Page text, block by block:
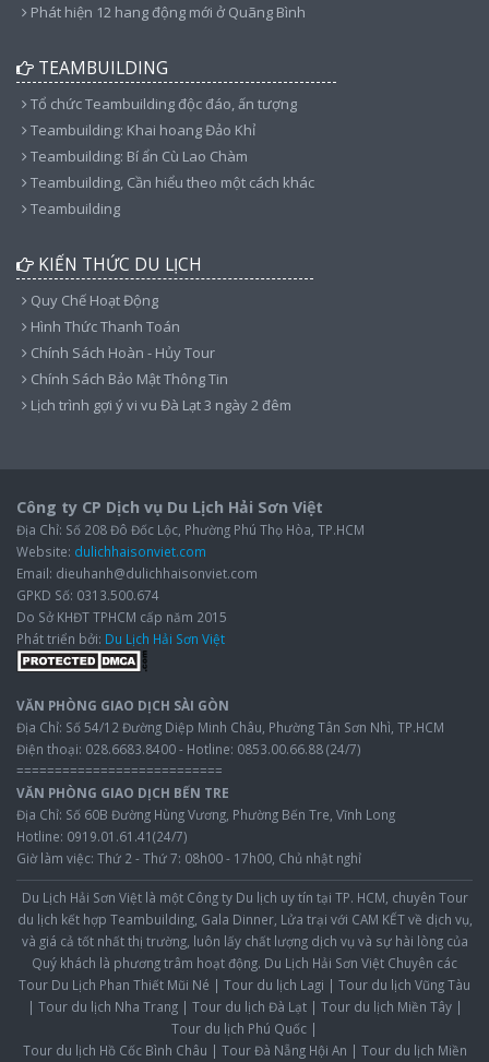
Phát hiện 12 hang động mới ở Quãng Bình
TEAMBUILDING
Tổ chức Teambuilding độc đáo, ấn tượng
Teambuilding: Khai hoang Đảo Khỉ
Teambuilding: Bí ẩn Cù Lao Chàm
Teambuilding, Cần hiểu theo một cách khác
Teambuilding
KIẾN THỨC DU LỊCH
Quy Chế Hoạt Động
Hình Thức Thanh Toán
Chính Sách Hoàn - Hủy Tour
Chính Sách Bảo Mật Thông Tin
Lịch trình gợi ý vi vu Đà Lạt 3 ngày 2 đêm
Công ty CP Dịch vụ Du Lịch Hải Sơn Việt
Địa Chỉ: Số 208 Đô Đốc Lộc, Phường Phú Thọ Hòa, TP.HCM
Website: dulichhaisonviet.com
Email: dieuhanh@dulichhaisonviet.com
GPKD Số: 0313.500.674
Do Sở KHĐT TPHCM cấp năm 2015
Phát triển bởi: Du Lịch Hải Sơn Việt
VĂN PHÒNG GIAO DỊCH SÀI GÒN
Địa Chỉ: Số 54/12 Đường Diệp Minh Châu, Phường Tân Sơn Nhì, TP.HCM
Điện thoại: 028.6683.8400 - Hotline: 0853.00.66.88 (24/7)
===========================
VĂN PHÒNG GIAO DỊCH BẾN TRE
Địa Chỉ: Số 60B Đường Hùng Vương, Phường Bến Tre, Vĩnh Long
Hotline: 0919.01.61.41(24/7)
Giờ làm việc: Thứ 2 - Thứ 7: 08h00 - 17h00, Chủ nhật nghỉ
Du Lịch Hải Sơn Việtlà một Công ty Du lịch uy tín tại TP. HCM, chuyên Tour
du lịch kết hợp Teambuilding, Gala Dinner, Lửa trại với CAM KẾT về dịch vụ,
và giá cả tốt nhất thị trường, luôn lấy chất lượng dịch vụ và sự hài lòng của
Quý khách là phương trâm hoạt động. Du Lịch Hải Sơn Việt Chuyên các
Tour Du Lịch Phan Thiết Mũi Né | Tour du lịch Lagi | Tour du lịch Vũng Tàu
| Tour du lịch Nha Trang| Tour du lịch Đà Lạt| Tour du lịch Miền Tây|
Tour du lịch Phú Quốc |
Tour du lịch Hồ Cốc Bình Châu | Tour Đà Nẵng Hội An | Tour du lịch Miền